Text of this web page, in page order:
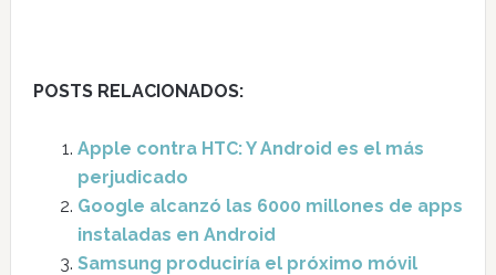
POSTS RELACIONADOS:
Apple contra HTC: Y Android es el más
perjudicado
Google alcanzó las 6000 millones de apps
instaladas en Android
Samsung produciría el próximo móvil